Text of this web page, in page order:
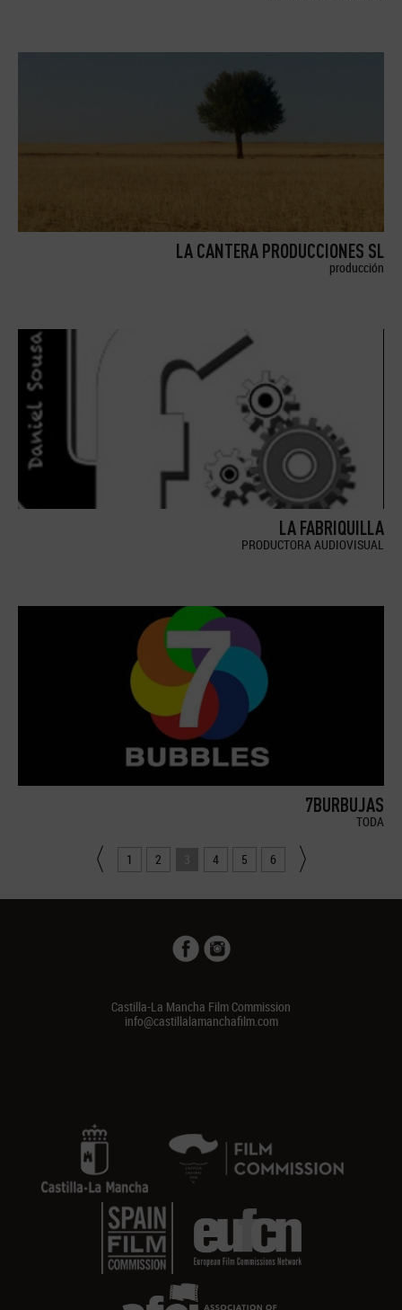
LA CANTERA PRODUCCIONES SL
producción
LA FABRIQUILLA
PRODUCTORA AUDIOVISUAL
7BURBUJAS
TODA
1 2 3 4 5 6
Castilla-La Mancha Film Commission
info@castillalamanchafilm.com